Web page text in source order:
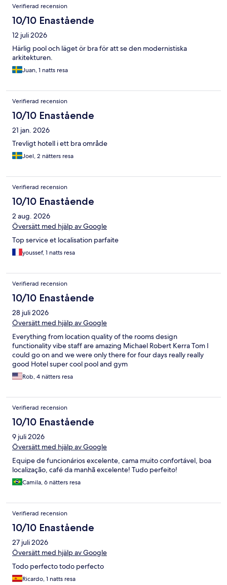
Verifierad recension
10/10 Enastående
12 juli 2026
Härlig pool och läget ör bra för att se den modernistiska
arkitekturen.
Juan, 1 natts resa
Verifierad recension
10/10 Enastående
21 jan. 2026
Trevligt hotell i ett bra område
Joel, 2 nätters resa
Verifierad recension
10/10 Enastående
2 aug. 2026
Översätt med hjälp av Google
Top service et localisation parfaite
youssef, 1 natts resa
Verifierad recension
10/10 Enastående
28 juli 2026
Översätt med hjälp av Google
Everything from location quality of the rooms design
functionality vibe staff are amazing Michael Robert Kerra Tom I
could go on and we were only there for four days really really
good Hotel super cool pool and gym
Rob, 4 nätters resa
Verifierad recension
10/10 Enastående
9 juli 2026
Översätt med hjälp av Google
Equipe de funcionários excelente, cama muito confortável, boa
localização, café da manhã excelente! Tudo perfeito!
Camila, 6 nätters resa
Verifierad recension
10/10 Enastående
27 juli 2026
Översätt med hjälp av Google
Todo perfecto todo perfecto
Ricardo, 1 natts resa